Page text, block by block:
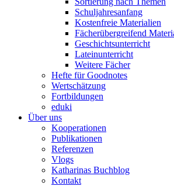
Schuljahresanfang
Kostenfreie Materialien
Fächerübergreifend
Geschichtsunterricht
Lateinunterricht
Weitere Fächer
Hefte für Goodnotes
Wertschätzung
Fortbildungen
eduki
Über uns
Kooperationen
Publikationen
Referenzen
Vlogs
Katharinas Buchblog
Kontakt